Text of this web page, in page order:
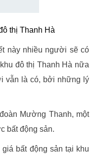
thị Thanh Hà
này nhiều người sẽ có
đô thị Thanh Hà nữa
vẫn là có, bởi những lý
Mường Thanh, một
bất động sản.
bất động sản tại khu